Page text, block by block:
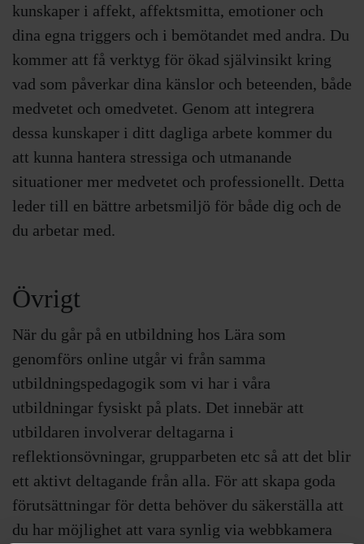
kunskaper i affekt, affektsmitta, emotioner och
dina egna triggers och i bemötandet med andra. Du
kommer att få verktyg för ökad självinsikt kring
vad som påverkar dina känslor och beteenden, både
medvetet och omedvetet. Genom att integrera
dessa kunskaper i ditt dagliga arbete kommer du
att kunna hantera stressiga och utmanande
situationer mer medvetet och professionellt. Detta
leder till en bättre arbetsmiljö för både dig och de
du arbetar med.
Övrigt
När du går på en utbildning hos Lära som
genomförs online utgår vi från samma
utbildningspedagogik som vi har i våra
utbildningar fysiskt på plats. Det innebär att
utbildaren involverar deltagarna i
reflektionsövningar, grupparbeten etc så att det blir
ett aktivt deltagande från alla. För att skapa goda
förutsättningar för detta behöver du säkerställa att
du har möjlighet att vara synlig via webbkamera